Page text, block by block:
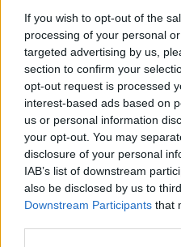
If you wish to opt-out of the
processing of your personal
targeted advertising by us,
section to confirm your
opt-out request is processed
interest-based ads based on
us or personal information
your opt-out. You may
disclosure of your personal
IAB’s list of downstream
also be disclosed by us to
Downstream Participants that
αλήθεια»
Συνεντεύξεις 18/
Τζεφ Μοντάνα:
να σου πει ποιος